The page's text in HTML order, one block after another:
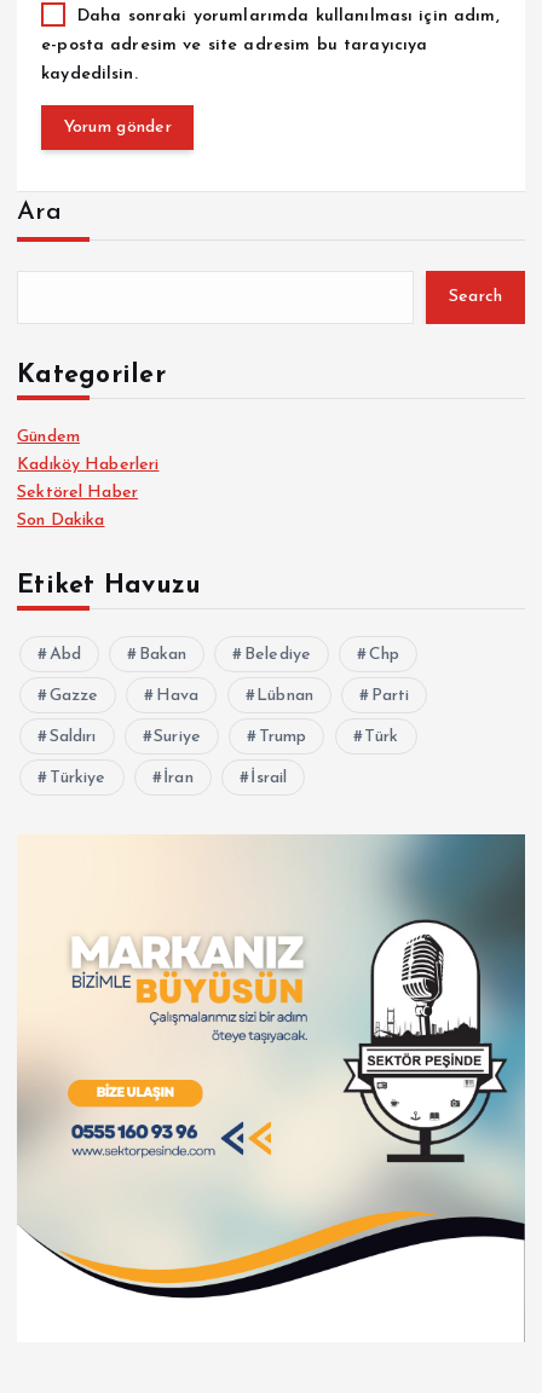
Daha sonraki yorumlarımda kullanılması için adım,
e-posta adresim ve site adresim bu tarayıcıya
kaydedilsin.
Ara
Search
Kategoriler
Gündem
Kadıköy Haberleri
Sektörel Haber
Son Dakika
Etiket Havuzu
Abd Bakan Belediye Chp
Gazze Hava Lübnan Parti
Saldırı Suriye Trump Türk
Türkiye İran İsrail